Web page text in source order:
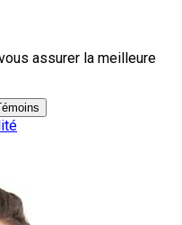
assurer la meilleure